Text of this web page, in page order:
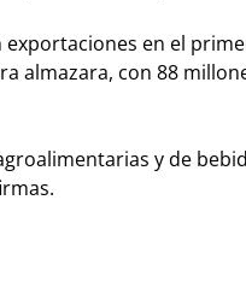
en el
almazara, con 88
y de